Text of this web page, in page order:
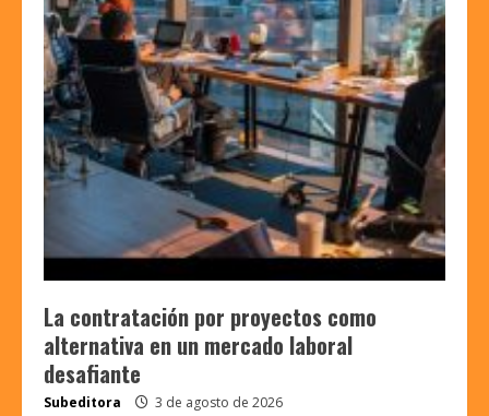
La contratación por proyectos como
alternativa en un mercado laboral
desafiante
Subeditora 3 de agosto de 2026